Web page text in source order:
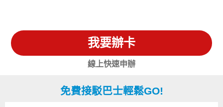
我要辦卡
線上快速申辦
免費接駁巴士輕鬆GO!